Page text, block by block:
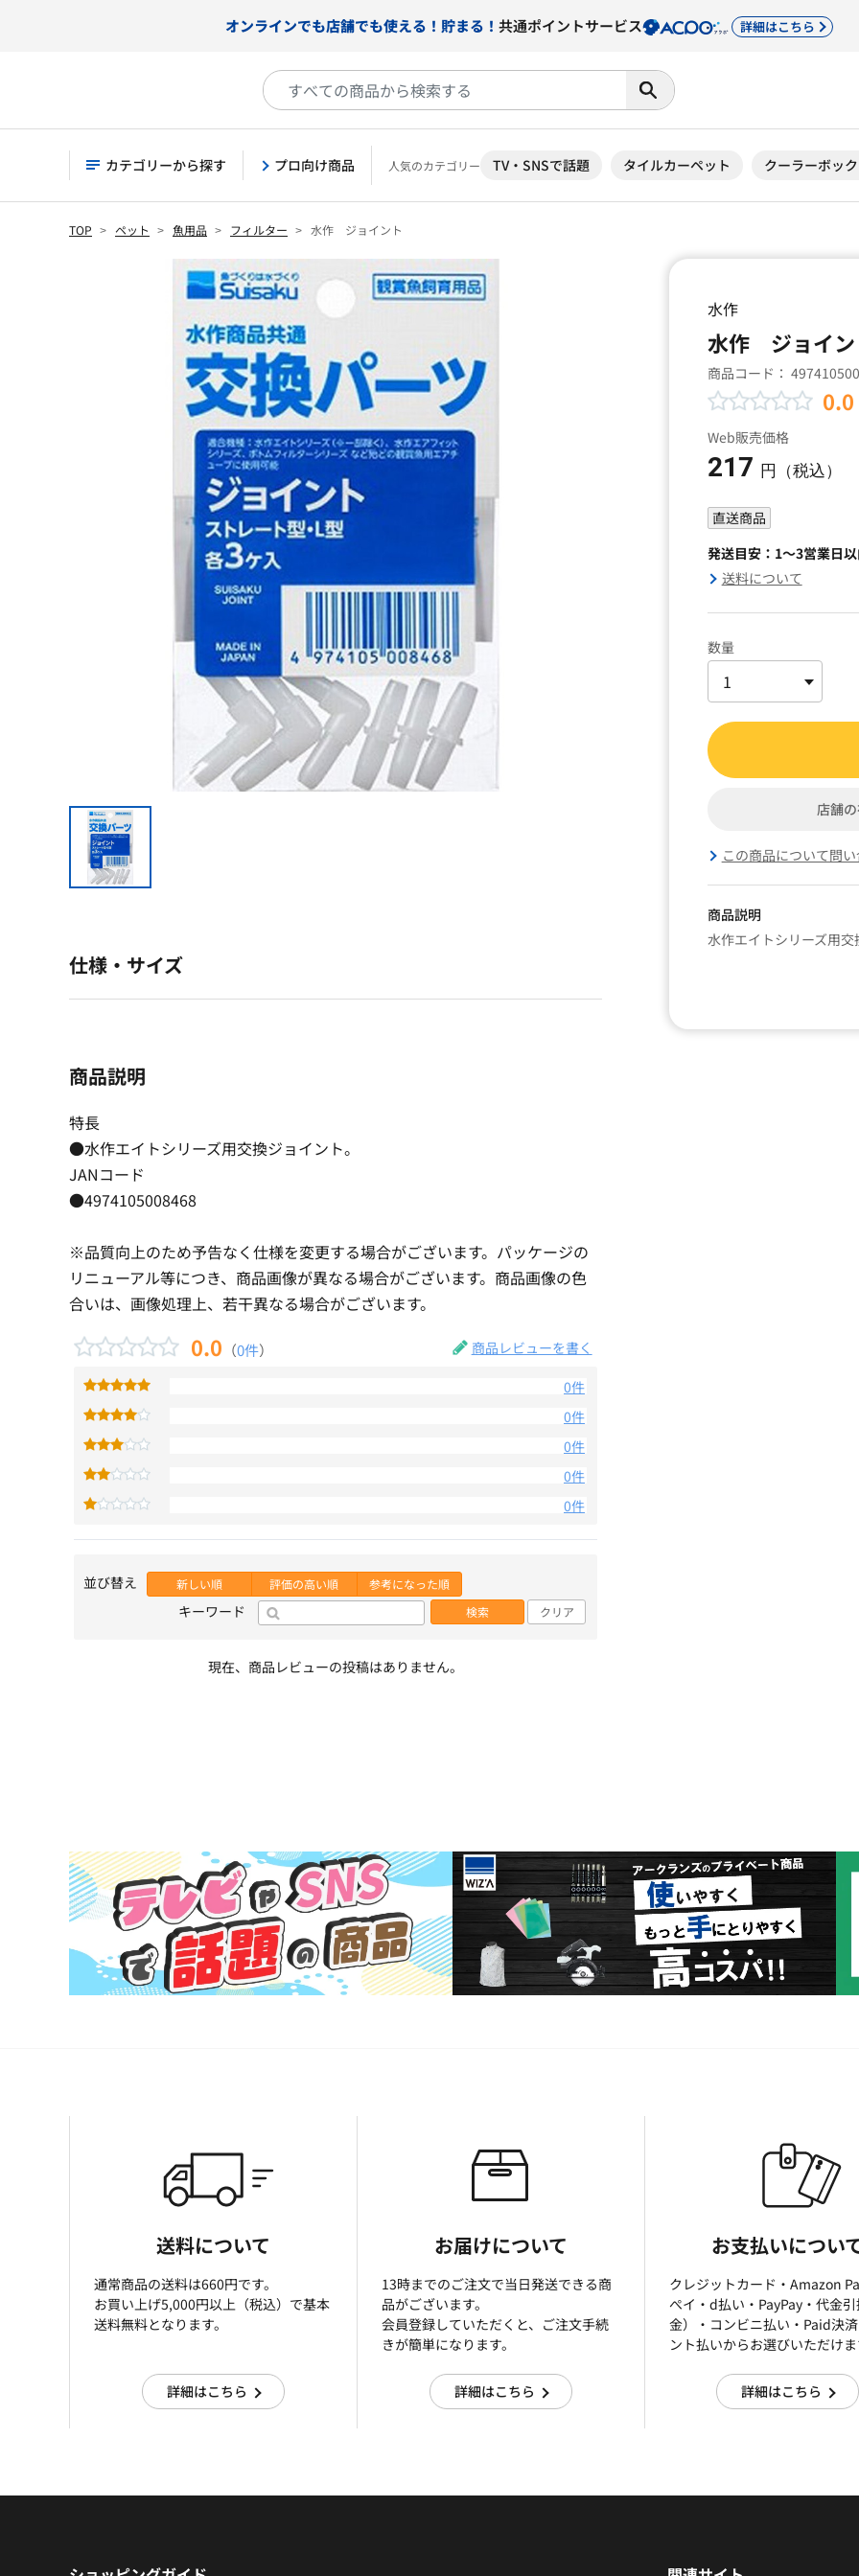
オンラインでも店舗でも使える！貯まる！ 共通ポイントサービス 詳細はこちら
カテゴリーから探す プロ向け商品 人気のカテゴリー TV・SNSで話題 タイルカーペット クーラーボッ
TOP ペット 魚用品 フィルター 水作 ジョイント
水作
水作 ジョイン
商品コード：
0.0
Web販売価格
217 円（税込）
直送商品
発送目安：1～3営業日
送料について
数量
店舗
この商品について問
商品説明
水作エイトシリーズ用交
仕様・サイズ
商品説明
特長
●水作エイトシリーズ用交換ジョイント。
JANコード
●4974105008468
※品質向上のため予告なく仕様を変更する場合がございます。パッケージの
リニューアル等につき、商品画像が異なる場合がございます。商品画像の色
合いは、画像処理上、若干異なる場合がございます。
0.0 （0件） 商品レビューを書く
0件
0件
0件
0件
0件
並び替え 新しい順 評価の高い順 参考になった順
キーワード 検索 クリア
現在、商品レビューの投稿はありません。
送料について
通常商品の送料は660円です。
お買い上げ5,000円以上（税込）で基本
送料無料となります。
詳細はこちら
お届けについて
13時までのご注文で当日発送できる商
品がございます。
会員登録していただくと、ご注文手続
きが簡単になります。
詳細はこちら
お支払いについ
クレジットカード・Amazon
ぺイ・d払い・PayPay・代金
金）・コンビニ払い・Paid決
ント払いからお選びいただけま
詳細はこちら